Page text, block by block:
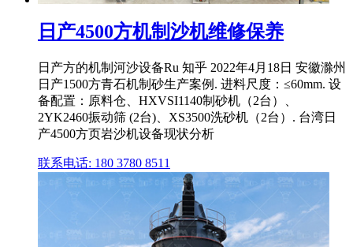
日产4500方机制沙机维修保养
日产方的机制河沙设备Ru 知乎 2022年4月18日 安徽滁州
日产1500方青石机制砂生产案例. 进料尺度：≤60mm. 设
备配置：原料仓、HXVSI1140制砂机（2台）、
2YK2460振动筛 (2台)、XS3500洗砂机（2台）. 台湾日
产4500方页岩沙机设备现状分析
联系电话: 180 3780 8511